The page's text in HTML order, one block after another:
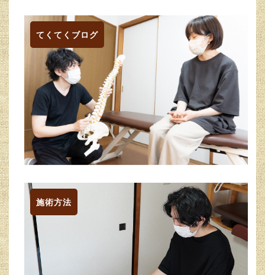
てくてくブログ
施術方法